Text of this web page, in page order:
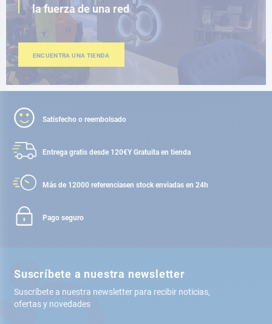
la fuerza de una red
ENCUENTRA UNA TIENDA
Satisfecho o reembolsado
Entrega gratis desde 120€Y Gratuita en tienda
Más de 12000 referenciasen stock enviadas en 24h
Pago seguro
Suscríbete a nuestra newsletter
Suscríbete a nuestra newsletter para recibir noticias,
ofertas y novedades